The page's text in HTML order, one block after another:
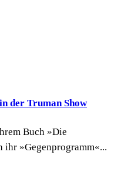
der Truman Show
Buch »Die
ihr »Gegenprogramm«...